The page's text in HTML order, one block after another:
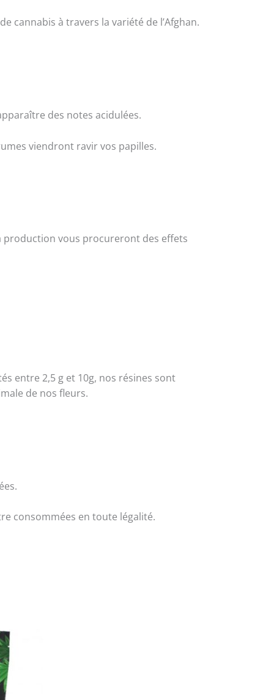
cannabis à travers la variété de l’Afghan.
des notes acidulées.
viendront ravir vos papilles.
production vous procureront des effets
entre 2,5 g et 10g, nos résines sont
de nos fleurs.
consommées en toute légalité.